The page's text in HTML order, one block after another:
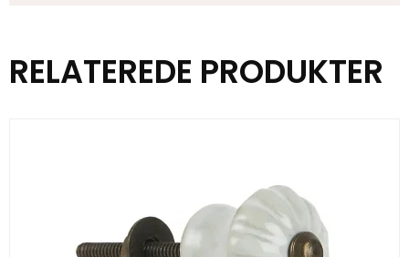
RELATEREDE PRODUKTER